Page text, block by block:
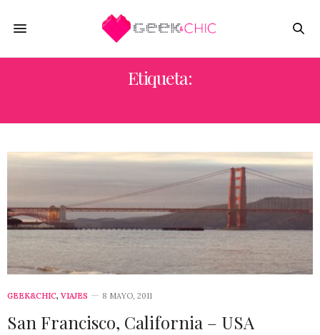
Etiqueta:
GEEK&CHIC, VIAJES 8 MAYO, 2011
San Francisco, California – USA